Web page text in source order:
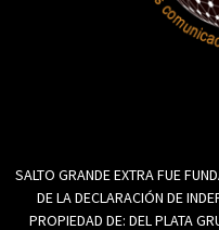
SALTO GRANDE EXTRA FUE
DE LA DECLARACIÓN DE
PROPIEDAD DE: DEL PLATA